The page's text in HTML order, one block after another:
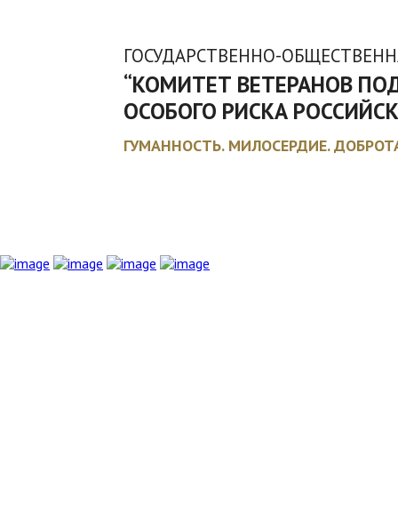
ГОСУДАРСТВЕННО-
“КОМИТЕТ ВЕТЕРАНОВ
ОСОБОГО РИСКА
ГУМАННОСТЬ. МИЛОСЕРДИЕ.